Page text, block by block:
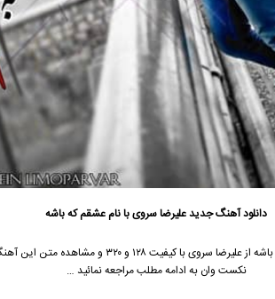
دانلود آهنگ جدیدعلیرضا سروی با نام عشقم که باشه
جهت دانلود آهنگ عشقم که باشه از علیرضا سروی با کیفیت
نکست وان به ادامه مطلب مراجعه نمائید …